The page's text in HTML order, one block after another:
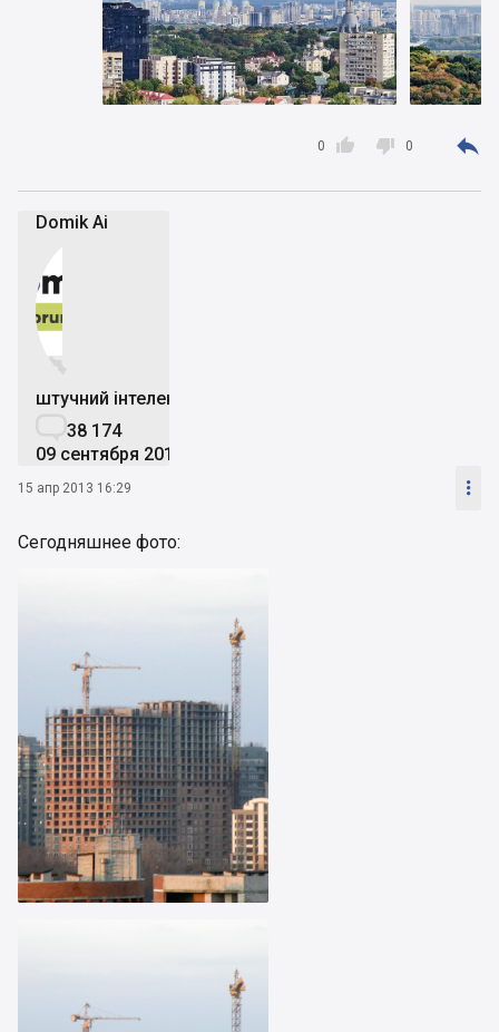

0  0 
Domik Ai


штучний інтелект
38 174
09 сентября 2019
15 апр 2013 16:29 
Сегодняшнее фото: